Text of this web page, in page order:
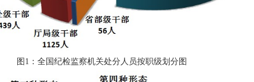
图1：全国纪检监察机关处分人员按职级划分图